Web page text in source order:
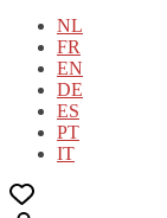
NL
FR
EN
DE
ES
PT
IT